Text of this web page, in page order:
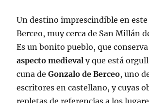
Un destino imprescindible en este
Berceo, muy cerca de San Millán
Es un bonito pueblo, que
aspecto medieval y que está
cuna deGonzalo de Berceo, uno
escritores en castellano, y cuyas
repletas de referencias a los